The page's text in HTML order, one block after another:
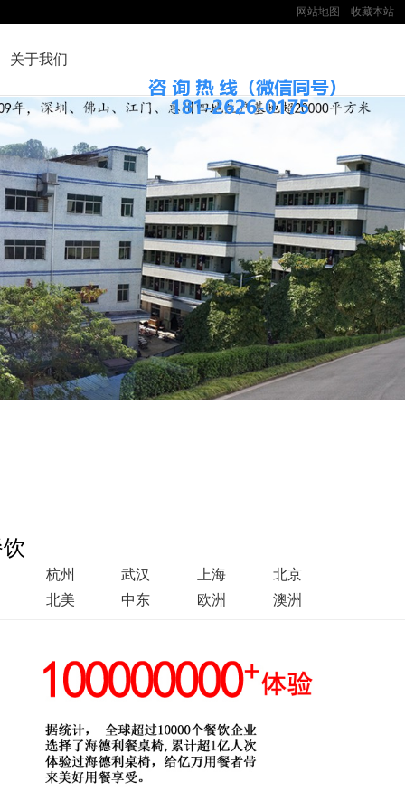
收藏本站
网站地图
关于我们
杭州 武汉 上海
北京
北美
中东 欧洲 澳洲